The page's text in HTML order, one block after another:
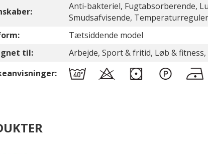
Anti-bakteriel, Fugtabsorberende,
Smudsafvisende,
Tætsiddende model
til:
Arbejde, Sport & fritid, Løb & fitness,